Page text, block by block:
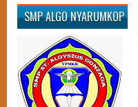
SMP ALGO NYARUMKOP